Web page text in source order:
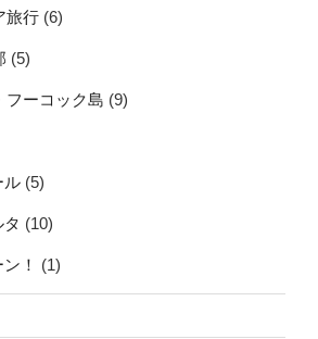
旅行 (6)
(5)
フーコック島 (9)
ル (5)
(10)
！ (1)